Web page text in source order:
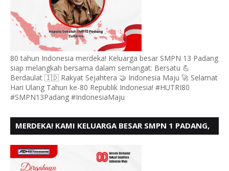
80 tahun Indonesia merdeka! Keluarga besar SMPN 13 Padang
siap melangkah bersama dalam semangat: Bersatu 💪
Berdaulat 🇮🇩 Rakyat Sejahtera 🤝 Indonesia Maju 🚀 Selamat
Hari Ulang Tahun ke-80 Republik Indonesia! #HUTRI80
#SMPN13Padang #IndonesiaMaju
MERDEKA! KAMI KELUARGA BESAR SMPN 1 PADANG,